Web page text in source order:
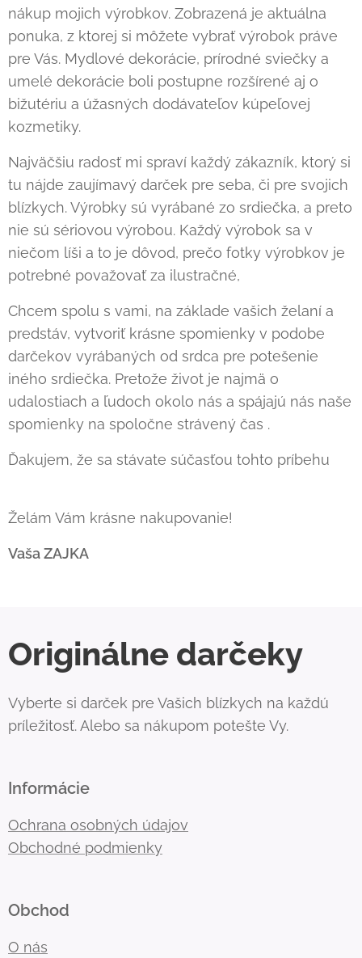
nákup mojich výrobkov. Zobrazená je aktuálna
ponuka, z ktorej si môžete vybrať výrobok práve
pre Vás. Mydlové dekorácie, prírodné sviečky a
umelé dekorácie boli postupne rozšírené aj o
bižutériu a úžasných dodávateľov kúpeľovej
kozmetiky.
Najväčšiu radosť mi spraví každý zákazník, ktorý si
tu nájde zaujímavý darček pre seba, či pre svojich
blízkych. Výrobky sú vyrábané zo srdiečka, a preto
nie sú sériovou výrobou. Každý výrobok sa v
niečom líši a to je dôvod, prečo fotky výrobkov je
potrebné považovať za ilustračné,
Chcem spolu s vami, na základe vašich želaní a
predstáv, vytvoriť krásne spomienky v podobe
darčekov vyrábaných od srdca pre potešenie
iného srdiečka. Pretože život je najmä o
udalostiach a ľudoch okolo nás a spájajú nás naše
spomienky na spoločne strávený čas .
Ďakujem, že sa stávate súčasťou tohto príbehu
Želám Vám krásne nakupovanie!
Vaša ZAJKA
Originálne darčeky
Vyberte si darček pre Vašich blízkych na každú
príležitosť. Alebo sa nákupom potešte Vy.
Informácie
Ochrana osobných údajov
Obchodné podmienky
Obchod
O nás